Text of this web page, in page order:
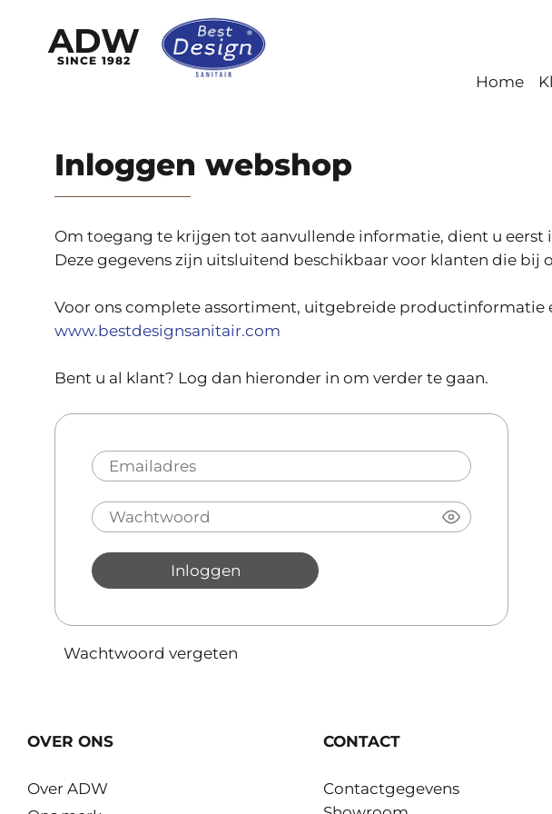
ADW
SINCE 1982
Home
Inloggen webshop
Om toegang te krijgen tot aanvullende informatie, dient u eerst
Deze gegevens zijn uitsluitend beschikbaar voor klanten die bij
Voor ons complete assortiment, uitgebreide productinformatie
www.bestdesignsanitair.com
Bent u al klant? Log dan hieronder in om verder te gaan.
Inloggen
Wachtwoord vergeten
OVER ONS
Over ADW
CONTACT
Contactgegevens